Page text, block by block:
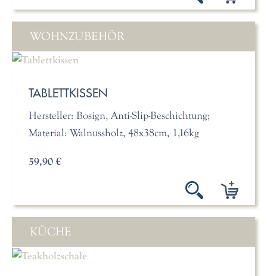
WOHNZUBEHÖR
TABLETTKISSEN
Hersteller: Bosign, Anti-Slip-Beschichtung;
Material: Walnussholz, 48x38cm, 1,16kg
59,90 €
KÜCHE